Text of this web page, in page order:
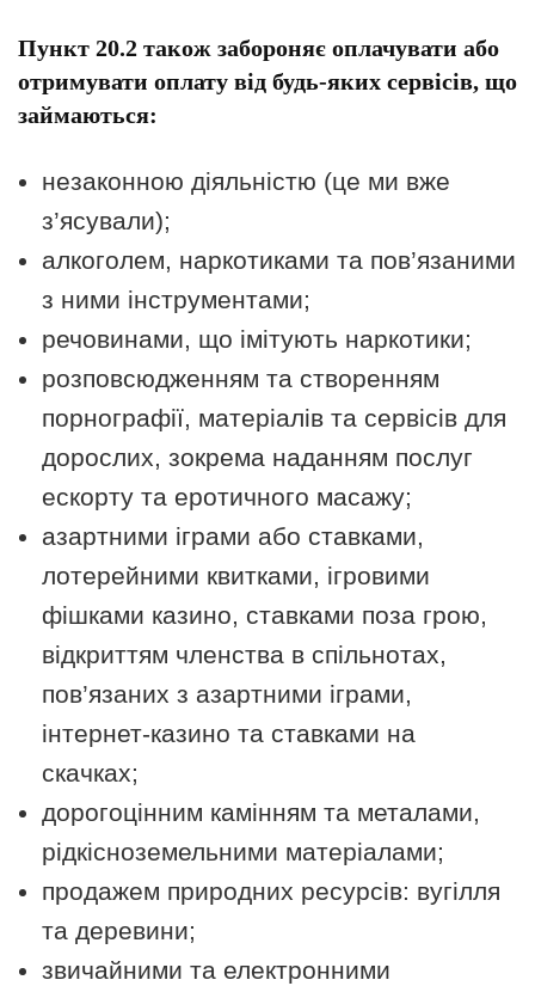
Пункт 20.2 також забороняє оплачувати або
отримувати оплату від будь-яких сервісів, що
займаються:
незаконною діяльністю (це ми вже
з’ясували);
алкоголем, наркотиками та пов’язаними
з ними інструментами;
речовинами, що імітують наркотики;
розповсюдженням та створенням
порнографії, матеріалів та сервісів для
дорослих, зокрема наданням послуг
ескорту та еротичного масажу;
азартними іграми або ставками,
лотерейними квитками, ігровими
фішками казино, ставками поза грою,
відкриттям членства в спільнотах,
пов’язаних з азартними іграми,
інтернет-казино та ставками на
скачках;
дорогоцінним камінням та металами,
рідкісноземельними матеріалами;
продажем природних ресурсів: вугілля
та деревини;
звичайними та електронними